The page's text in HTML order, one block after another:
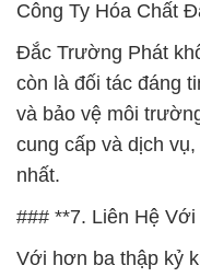
Công Ty Hóa Chất
Đắc Trường Phát
còn là đối tác đáng
và bảo vệ môi
cung cấp và dịch
nhất.
### **7. Liên Hệ
Với hơn ba thập kỷ